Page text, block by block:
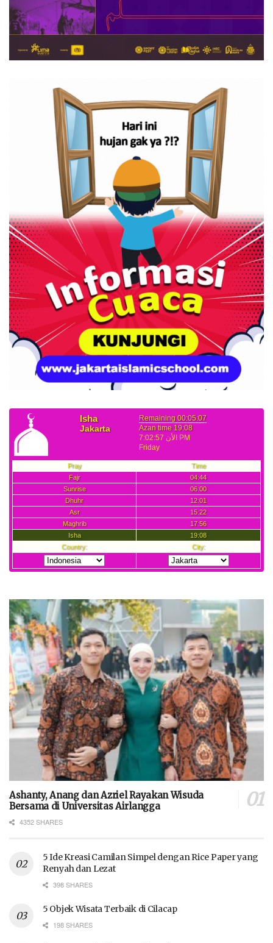
Ashanty, Anang dan Azriel Rayakan Wisuda
Bersama di Universitas Airlangga
4352 SHARES
5 Ide Kreasi Camilan Simpel dengan Rice Paper yang
Renyah dan Lezat
398 SHARES
5 Objek Wisata Terbaik di Cilacap
198 SHARES